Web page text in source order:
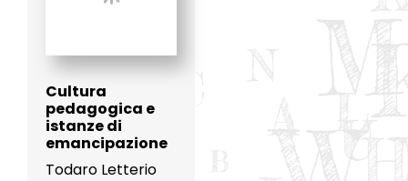
Cultura
pedagogica e
istanze di
emancipazione
Todaro Letterio